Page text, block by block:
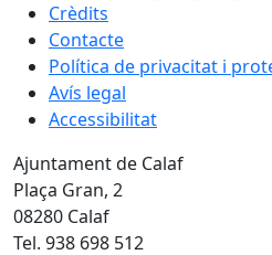
Crèdits
Contacte
Política de privacitat i
Avís legal
Accessibilitat
Ajuntament de Calaf
Plaça Gran, 2
08280 Calaf
Tel. 938 698 512